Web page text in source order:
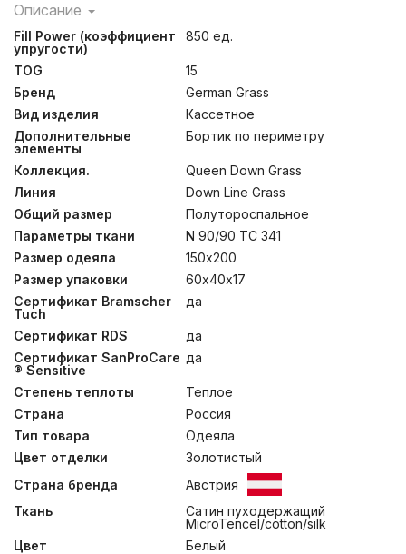
Описание
Ткани, отмеченные маркировкой «Bramscher Tuch», –
это безусловный знак качества и великолепный
результат работы ткачей из города Бра́мше в
Германии. Высочайшей оценки требует буквально все:
от высококачественного сырья и тончайшей пряжи до
эксклюзивной отделки тканей. Объемные и высокие
подушки с бортиком созданы для тех, кому по душе
европейское понимание роскоши: сочетание
бархатистых немецких тканей повышенной плотности
и натурального гусиного пуха категории «Экстра».
Строение подушки обеспечивает дополнительную
поддержку головы и способствует расслаблению
шеи во время сна. Кассетные одеяла ручной работы
сконструированы так, чтобы пух равномерно
распределялся внутри изделия, добавляя изделию
невесомости. Каждая кассета 30х30 см наполнена
отборным белым пухом вручную, а высота
перегородки 3 см позволяет наполнителю свободно
располагаться внутри, увеличить циркуляцию воздуха
и повысить согревающие свойства. Теплые одеяла
обеспечат комфортный микроклимат даже в самое
холодное время года. Для обеспечения особых
гигиенических свойств, изделия прошли обработку
методом озонирования Ozone Pure 360 Grass.
Рекомендована стирка при температуре до 30°С.
Fill Power (коэффициент
упругости)
850 ед.
TOG
15
Бренд
German Grass
Вид изделия
Кассетное
Дополнительные
элементы
Бортик по периметру
Коллекция.
Queen Down Grass
Линия
Down Line Grass
Общий размер
Полутороспальное
Параметры ткани
N 90/90 TC 341
Размер одеяла
150х200
Размер упаковки
60х40х17
Сертификат Bramscher
Tuch
да
Сертификат RDS
да
Сертификат SanProCare
® Sensitive
да
Степень теплоты
Теплое
Страна
Россия
Тип товара
Одеяла
Цвет отделки
Золотистый
Страна бренда
Австрия
Ткань
Сатин пуходержащий
MicroTencel/cotton/silk
Цвет
Белый